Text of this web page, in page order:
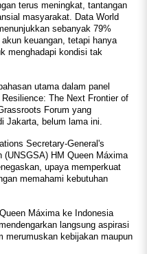
terus meningkat, tantangan
masyarakat. Data World
sebanyak 79%
keuangan, tetapi hanya
menghadapi kondisi tak
utama dalam panel
The Next Frontier of
Forum yang
Jakarta, belum lama ini.
Secretary-General's
HM Queen Máxima
upaya memperkuat
memahami kebutuhan
Máxima ke Indonesia
langsung aspirasi
merumuskan kebijakan maupun